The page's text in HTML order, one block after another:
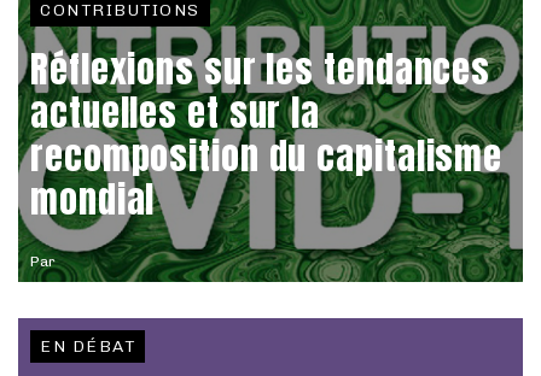
Par
CONTRIBUTIONS
Réflexions sur les tendances
actuelles et sur la
recomposition du capitalisme
mondial
EN DÉBAT